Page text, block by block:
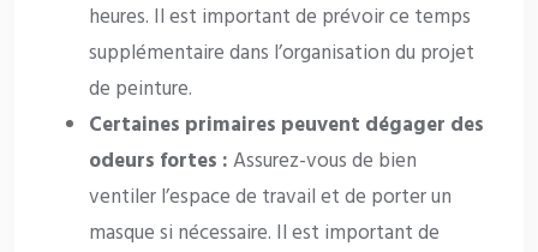
heures. Il est important de prévoir ce temps
supplémentaire dans l’organisation du projet
de peinture.
Certaines primaires peuvent dégager des
odeurs fortes :Assurez-vous de bien
ventiler l’espace de travail et de porter un
masque si nécessaire. Il est important de